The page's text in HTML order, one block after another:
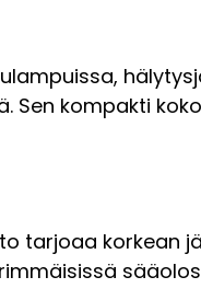
kompakti
tarjoaa korkean